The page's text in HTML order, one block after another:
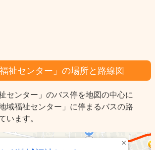
福祉センター」の場所と路線図
センター」のバス停を地図の中心に
域福祉センター」に停まるバスの路
います。